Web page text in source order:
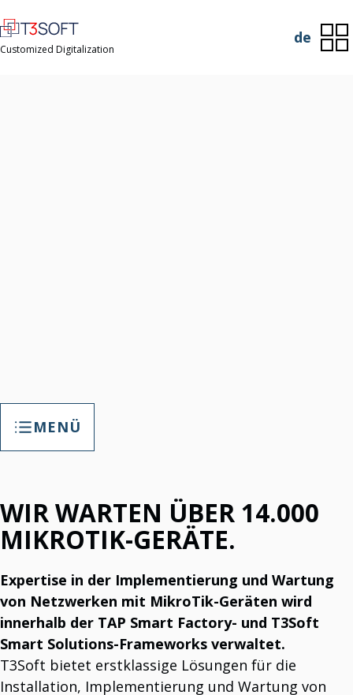
Customized Digitalization
de
MENÜ
Stellenausschreibung: Vertriebsassistent/in
Auf der Suche nach einem neuen Talent!
US-Geschäftsstart
Ab 2025 sind wir in den USA vertreten.
Das TAP Smart Factory-System reduziert Ausschuss
drastisch.
Partner bei der Ausschussreduzierung.
Die TAP „T3Soft Agile Platform“ wurde in „TAP Smart
Factory“ umbenannt. Diese Namensänderung unterstreicht
den Fokus auf intelligente Produktionslösungen und
verdeutlicht die Weiterentwicklung unserer Plattform hin
zu einem klaren, marktorientierte
WIR WARTEN ÜBER 14.000
MIKROTIK-GERÄTE.
Expertise in der Implementierung und Wartung
von Netzwerken mit MikroTik-Geräten wird
innerhalb der TAP Smart Factory- und T3Soft
Smart Solutions-Frameworks verwaltet.
T3Soft bietet erstklassige Lösungen für die
Installation, Implementierung und Wartung von